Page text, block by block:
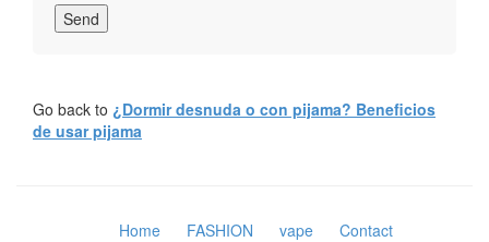
Send
Go back to ¿Dormir desnuda o con pijama? Beneficios
de usar pijama
Home FASHION vape Contact